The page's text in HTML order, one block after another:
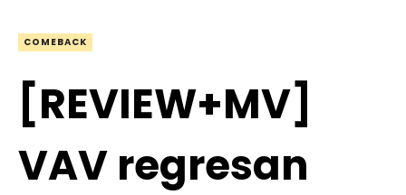
COMEBACK
[REVIEW+MV]
VAV regresan